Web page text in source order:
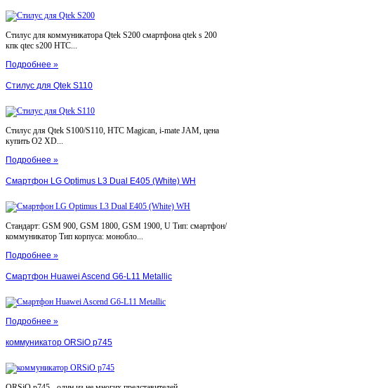
Стилус для коммуникатора Qtek S200 смартфона qtek s 200
кпк qtec s200 HTC...
Подробнее »
Стилус для Qtek S110
Стилус для Qtek S100/S110, HTC Magican, i-mate JAM, цена
купить O2 XD...
Подробнее »
Смартфон LG Optimus L3 Dual E405 (White) WH
Стандарт: GSM 900, GSM 1800, GSM 1900, U Тип: смартфон/
коммуникатор Тип корпуса: монобло...
Подробнее »
Смартфон Huawei Ascend G6-L11 Metallic
Подробнее »
коммуникатор ORSiO p745